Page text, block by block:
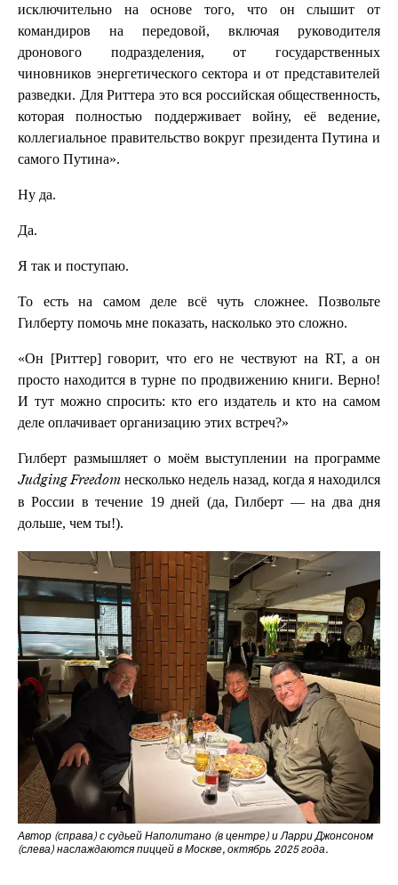
исключительно на основе того, что он слышит от
командиров на передовой, включая руководителя
дронового подразделения, от государственных
чиновников энергетического сектора и от представителей
разведки. Для Риттера это вся российская общественность,
которая полностью поддерживает войну, её ведение,
коллегиальное правительство вокруг президента Путина и
самого Путина».
Ну да.
Да.
Я так и поступаю.
То есть на самом деле всё чуть сложнее. Позвольте
Гилберту помочь мне показать, насколько это сложно.
«Он [Риттер] говорит, что его не чествуют на RT, а он
просто находится в турне по продвижению книги. Верно!
И тут можно спросить: кто его издатель и кто на самом
деле оплачивает организацию этих встреч?»
Гилберт размышляет о моём выступлении на программе
Judging Freedom несколько недель назад, когда я находился
в России в течение 19 дней (да, Гилберт — на два дня
дольше, чем ты!).
Автор (справа) с судьей Наполитано (в центре) и Ларри Джонсоном
(слева) наслаждаются пиццей в Москве, октябрь 2025 года.